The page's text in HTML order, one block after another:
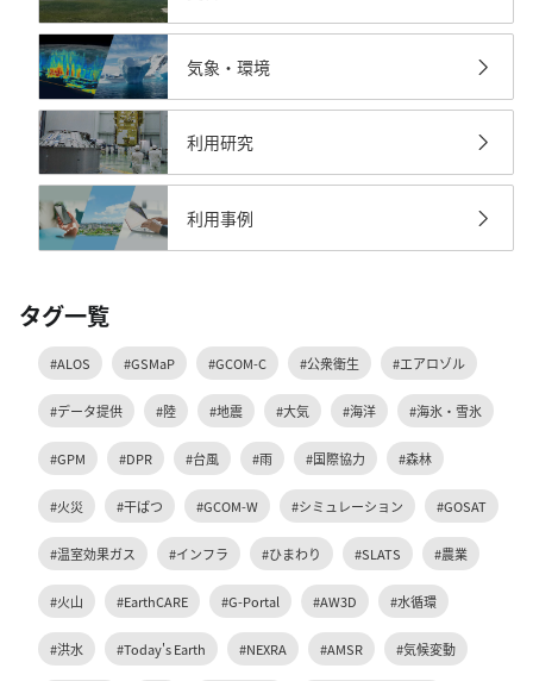
気象・環境
利用研究
利用事例
タグ一覧
#ALOS #GSMaP #GCOM-C #公衆衛生 #エアロゾル
#データ提供 #陸 #地震 #大気 #海洋 #海氷・雪氷
#GPM #DPR #台風 #雨 #国際協力 #森林
#火災 #干ばつ #GCOM-W #シミュレーション #GOSAT
#温室効果ガス #インフラ #ひまわり #SLATS #農業
#火山 #EarthCARE #G-Portal #AW3D #水循環
#洪水 #Today's Earth #NEXRA #AMSR #気候変動